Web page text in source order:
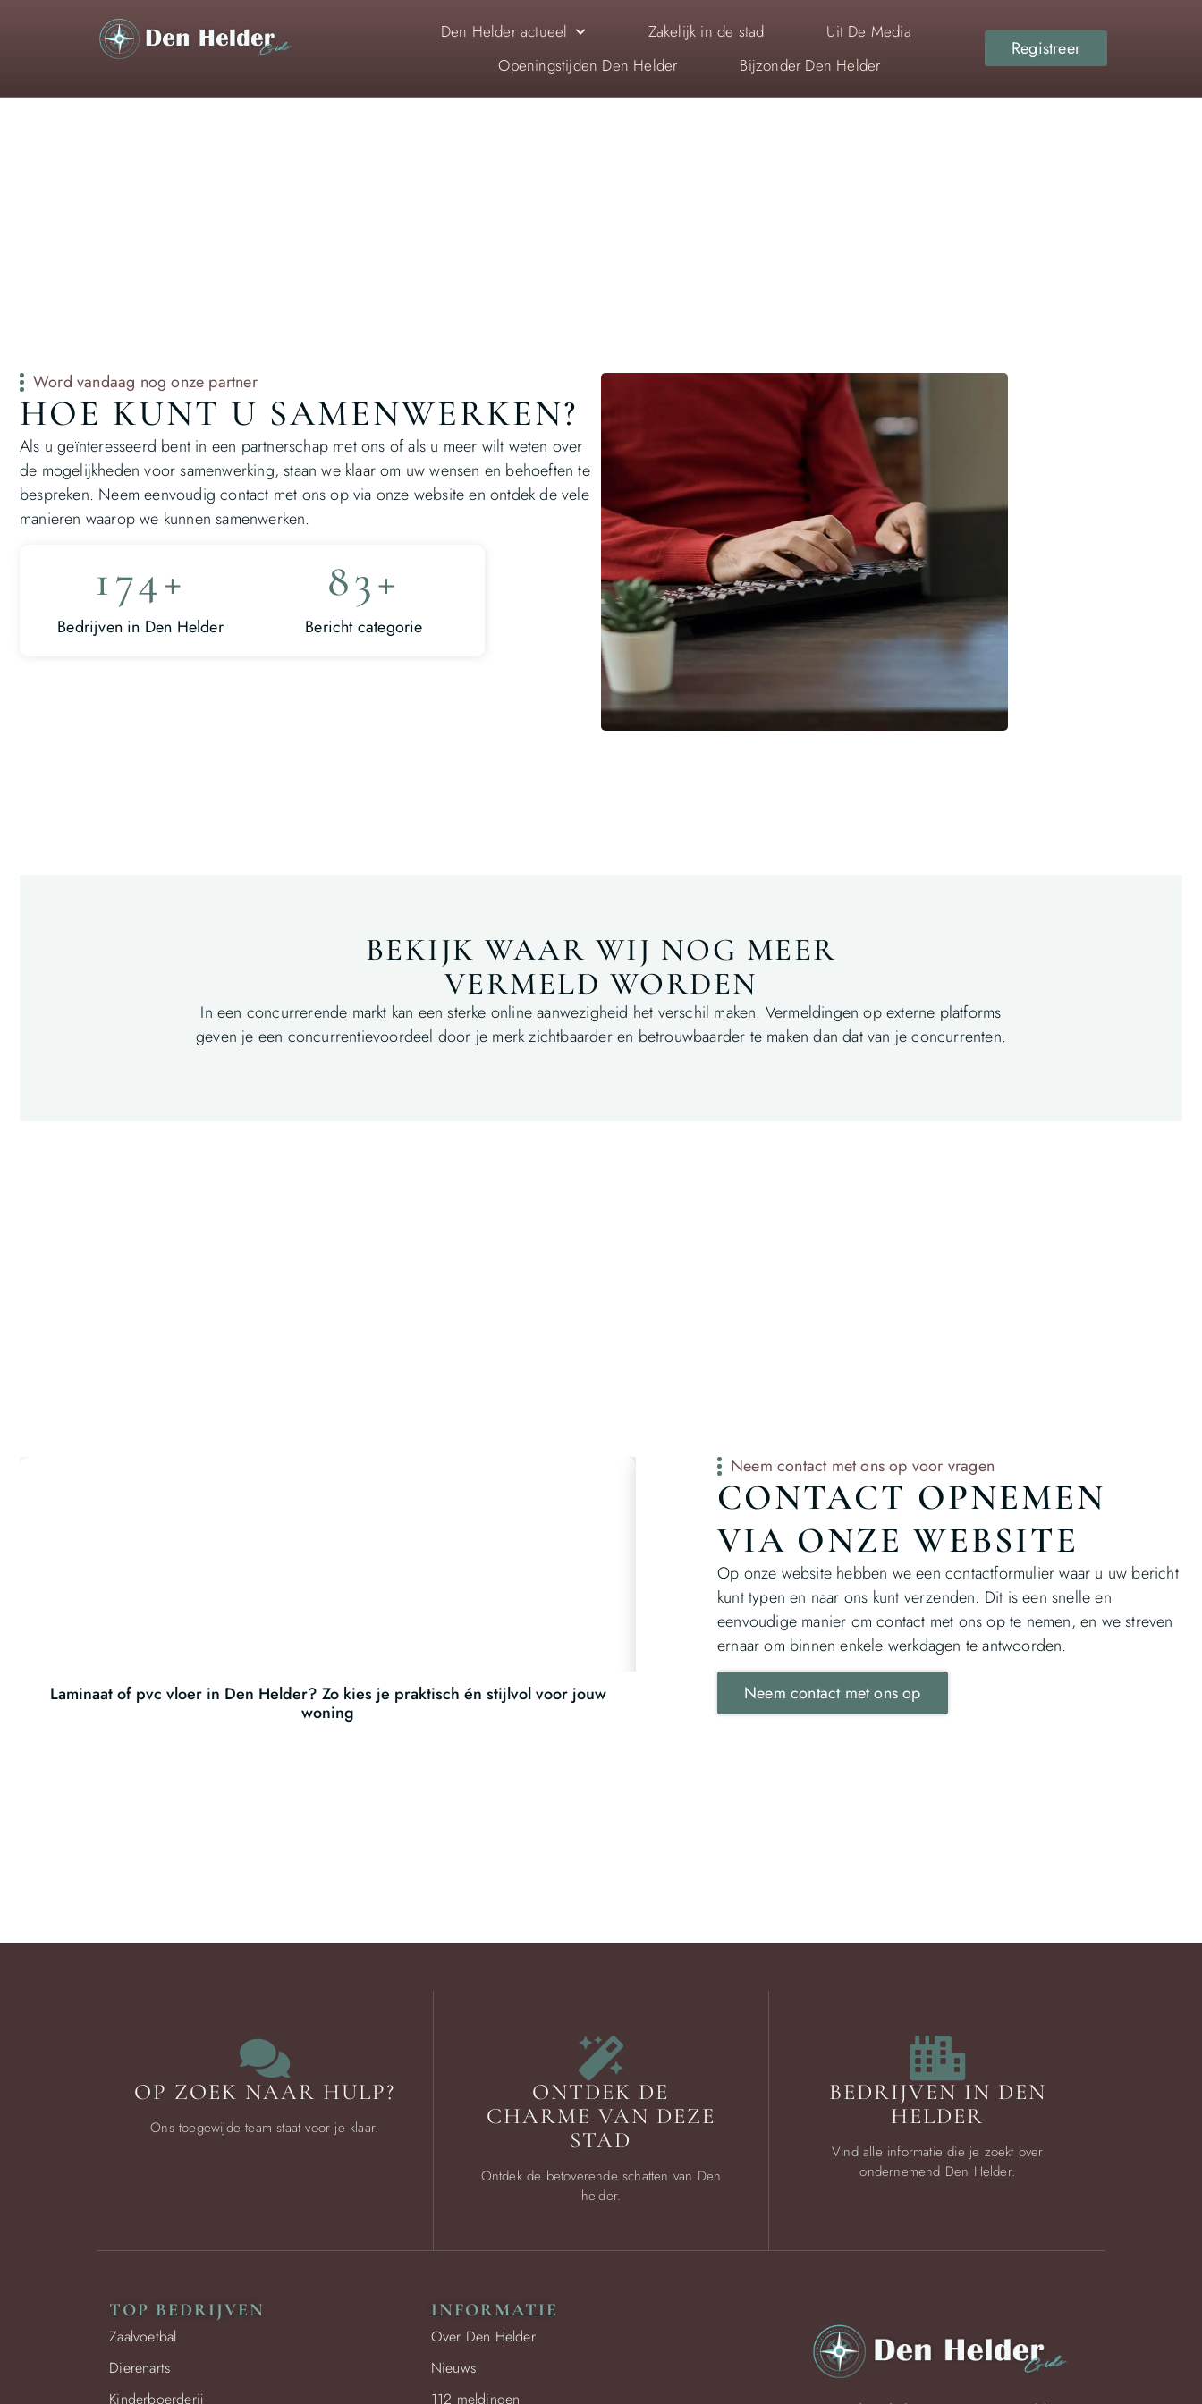
Den Helder actueel Zakelijk in de stad
Uit De Media
Openingstijden Den Helder
Bijzonder Den Helder
Registreer
Word vandaag nog onze partner
HOE KUNT U SAMENWERKEN?
Als u geïnteresseerd bent in een partnerschap met ons of als u meer wilt weten over
de mogelijkheden voor samenwerking, staan we klaar om uw wensen en behoeften te
bespreken. Neem eenvoudig contact met ons op via onze website en ontdek de vele
manieren waarop we kunnen samenwerken.
Bedrijven in Den Helder
174+
Bericht categorie
83+
BEKIJK WAAR WIJ NOG MEER
VERMELD WORDEN
In een concurrerende markt kan een sterke online aanwezigheid het verschil maken. Vermeldingen op externe platforms
geven je een concurrentievoordeel door je merk zichtbaarder en betrouwbaarder te maken dan dat van je concurrenten.
Laminaat of pvc vloer in Den Helder? Zo kies je praktisch én stijlvol voor jouw
woning
De voordelen van een slimme thuisbatterij in Den Helder
Neem contact met ons op voor vragen
CONTACT OPNEMEN
VIA ONZE WEBSITE
Op onze website hebben we een contactformulier waar u uw bericht
kunt typen en naar ons kunt verzenden. Dit is een snelle en
eenvoudige manier om contact met ons op te nemen, en we streven
ernaar om binnen enkele werkdagen te antwoorden.
Neem contact met ons op
OP ZOEK NAAR HULP?
Ons toegewijde team staat voor je klaar.
ONTDEK DE
CHARME VAN DEZE
STAD
Ontdek de betoverende schatten van Den
helder.
BEDRIJVEN IN DEN
HELDER
Vind alle informatie die je zoekt over
ondernemend Den Helder.
INFORMATIE
Over Den Helder
Nieuws
112 meldingen
TOP BEDRIJVEN
Zaalvoetbal
Dierenarts
Kinderboerderij